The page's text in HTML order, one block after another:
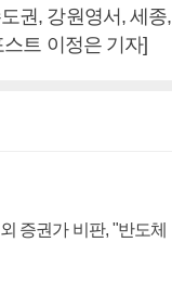
권, 강원영서, 세종,
트 이정은 기자]
증권가 비판, "반도체